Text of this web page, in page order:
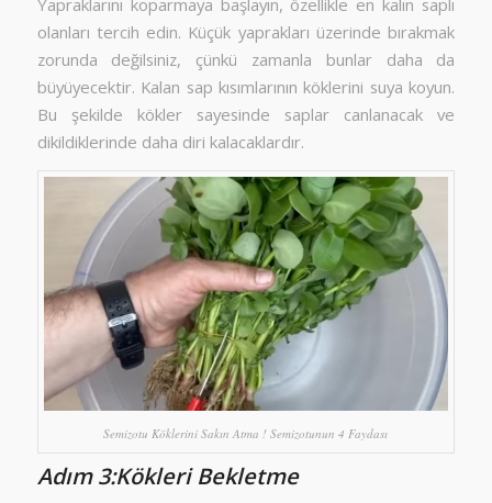
Yapraklarını koparmaya başlayın, özellikle en kalın saplı
olanları tercih edin. Küçük yaprakları üzerinde bırakmak
zorunda değilsiniz, çünkü zamanla bunlar daha da
büyüyecektir. Kalan sap kısımlarının köklerini suya koyun.
Bu şekilde kökler sayesinde saplar canlanacak ve
dikildiklerinde daha diri kalacaklardır.
Semizotu Köklerini Sakın Atma ! Semizotunun 4 Faydası
Adım 3:Kökleri Bekletme